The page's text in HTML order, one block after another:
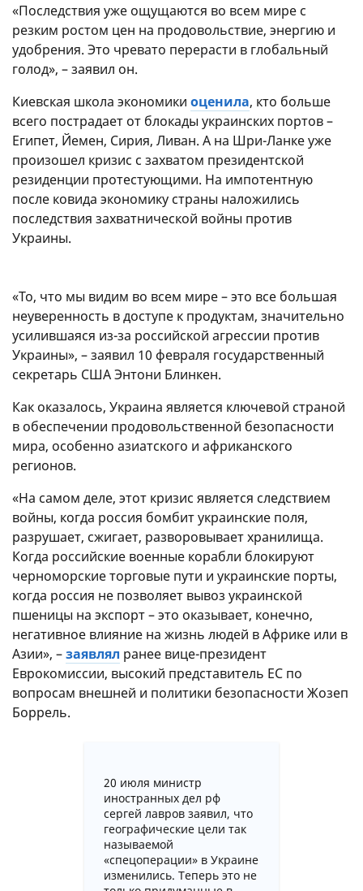
«Последствия уже ощущаются во всем мире с
резким ростом цен на продовольствие, энергию и
удобрения. Это чревато перерасти в глобальный
голод», – заявил он.
Киевская школа экономики оценила, кто больше
всего пострадает от блокады украинских портов –
Египет, Йемен, Сирия, Ливан. А на Шри-Ланке уже
произошел кризис с захватом президентской
резиденции протестующими. На импотентную
после ковида экономику страны наложились
последствия захватнической войны против
Украины.
«То, что мы видим во всем мире – это все большая
неуверенность в доступе к продуктам, значительно
усилившаяся из-за российской агрессии против
Украины», – заявил 10 февраля государственный
секретарь США Энтони Блинкен.
Как оказалось, Украина является ключевой страной
в обеспечении продовольственной безопасности
мира, особенно азиатского и африканского
регионов.
«На самом деле, этот кризис является следствием
войны, когда россия бомбит украинские поля,
разрушает, сжигает, разворовывает хранилища.
Когда российские военные корабли блокируют
черноморские торговые пути и украинские порты,
когда россия не позволяет вывоз украинской
пшеницы на экспорт – это оказывает, конечно,
негативное влияние на жизнь людей в Африке или в
Азии», –заявлял ранее вице-президент
Еврокомиссии, высокий представитель ЕС по
вопросам внешней и политики безопасности Жозеп
Боррель.
20 июля министр
иностранных дел рф
сергей лавров заявил, что
географические цели так
называемой
«спецоперации» в Украине
изменились. Теперь это не